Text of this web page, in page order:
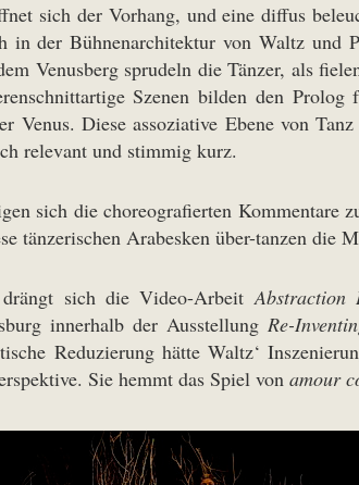
sich der Vorhang, und eine diffus
in der Bühnenarchitektur von Waltz und
Venusberg sprudeln die Tänzer, als
Szenen bilden den Prolog
Venus. Diese assoziative Ebene von
relevant und stimmig kurz.
sich die choreografierten Kommentare
tänzerischen Arabesken über-tanzen die
sich die Video-Arbeit
innerhalb der AusstellungRe-
Reduzierung hätte Waltz‘
Sie hemmt das Spiel von amour